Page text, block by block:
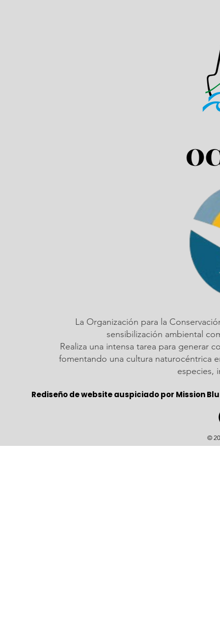
La Organización para la
sensibilización ambiental
Realiza una intensa tarea para generar
fomentando una cultura naturocéntrica
especies,
Rediseño de website auspiciado por Mission
©